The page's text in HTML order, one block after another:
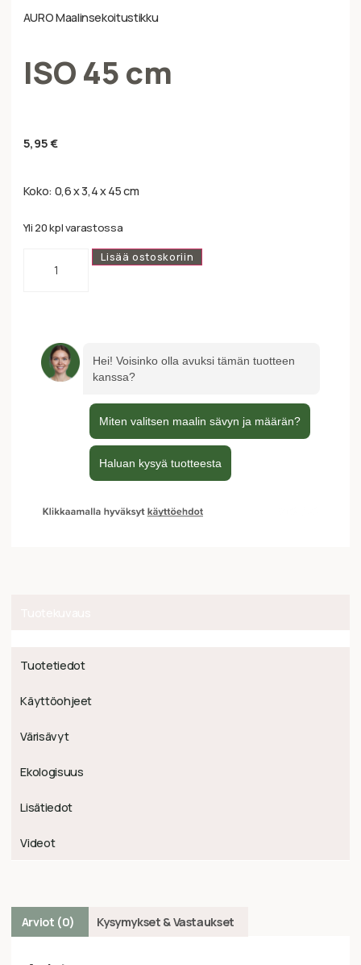
AURO Maalinsekoitustikku
ISO 45 cm
5,95€
Koko: 0,6 x 3,4 x 45 cm
Yli 20 kpl varastossa
Lisää ostoskoriin
Tuotetiedot
Käyttöohjeet
Värisävyt
Ekologisuus
Lisätiedot
Videot
Arviot (0) Kysymykset & Vastaukset